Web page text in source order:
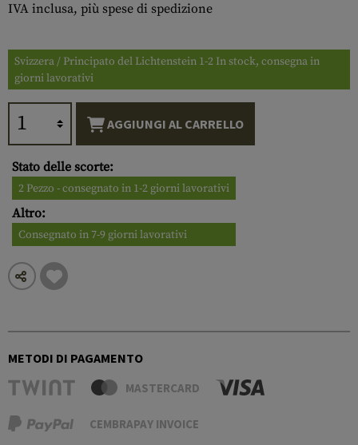
IVA inclusa, più spese di spedizione
Svizzera / Principato del Lichtenstein 1-2 In stock, consegna in
giorni lavorativi
AGGIUNGI AL CARRELLO
Stato delle scorte:
2 Pezzo - consegnato in 1-2 giorni lavorativi
Altro:
Consegnato in 7-9 giorni lavorativi
METODI DI PAGAMENTO
MASTERCARD
CEMBRAPAY INVOICE